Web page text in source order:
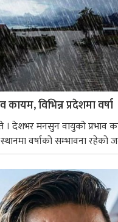
विभिन्न प्रदेशमा वर्षा
। देशभर मनसुन वायुको प्रभाव
वर्षाको सम्भावना रहेको